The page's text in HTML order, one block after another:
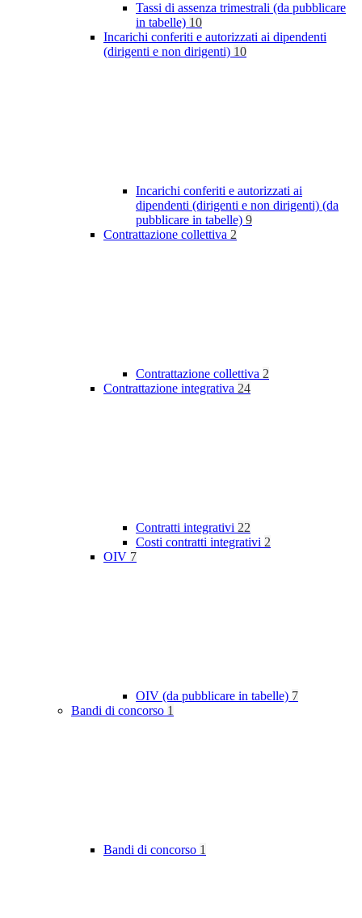
Tassi di assenza trimestrali (da pubblicare
in tabelle) 10
Incarichi conferiti e autorizzati ai dipendenti
(dirigenti e non dirigenti) 10
Incarichi conferiti e autorizzati ai
dipendenti (dirigenti e non dirigenti) (da
pubblicare in tabelle) 9
Contrattazione collettiva 2
Contrattazione collettiva 2
Contrattazione integrativa 24
Contratti integrativi 22
Costi contratti integrativi 2
OIV 7
OIV (da pubblicare in tabelle) 7
Bandi di concorso 1
Bandi di concorso 1